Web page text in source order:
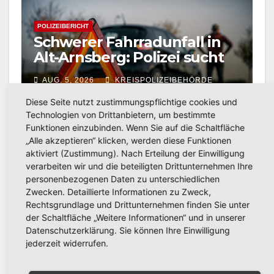
POLIZEIBERICHT
Schwerer Fahrradunfall in
Alt-Arnsberg: Polizei sucht
Zeugen
AUG. 5, 2026 KREISPOLIZEIBEHÖRDE
HOCHSAUERLANDKREIS
POLIZEIBERICHT
Einbruch in Musterhaus in
Arnsberg-Niedereimer:
Polizei sucht Zeugen
AUG. 5, 2026 KREISPOLIZEIBEHÖRDE
HOCHSAUERLANDKREIS
Diese Seite nutzt zustimmungspflichtige cookies und
Technologien von Drittanbietern, um bestimmte
Funktionen einzubinden. Wenn Sie auf die Schaltfläche
„Alle akzeptieren“ klicken, werden diese Funktionen
aktiviert (Zustimmung). Nach Erteilung der Einwilligung
verarbeiten wir und die beteiligten Drittunternehmen Ihre
personenbezogenen Daten zu unterschiedlichen
Zwecken. Detaillierte Informationen zu Zweck,
Rechtsgrundlage und Drittunternehmen finden Sie unter
der Schaltfläche „Weitere Informationen“ und in unserer
Datenschutzerklärung. Sie können Ihre Einwilligung
jederzeit widerrufen.